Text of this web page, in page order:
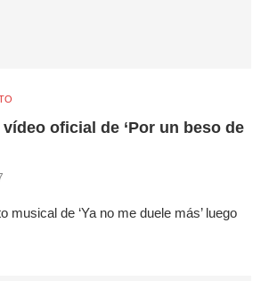
oficial de ‘Por un beso de
musical de ‘Ya no me duele más’ luego